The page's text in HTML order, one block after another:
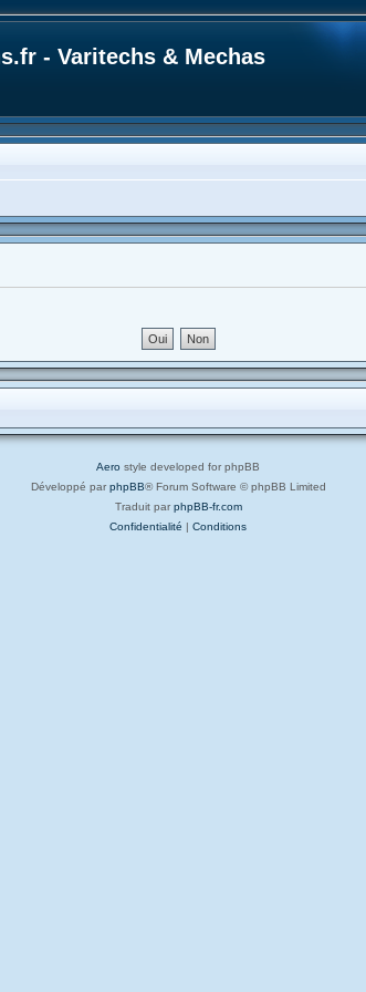
- Varitechs & Mechas
Aero style developed for phpBB
Développé par phpBB® Forum Software © phpBB Limited
Traduit par phpBB-fr.com
Confidentialité | Conditions